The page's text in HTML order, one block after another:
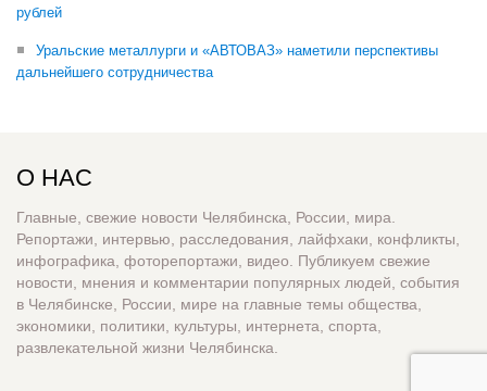
рублей
Уральские металлурги и «АВТОВАЗ» наметили перспективы
дальнейшего сотрудничества
О НАС
Главные, свежие новости Челябинска, России, мира.
Репортажи, интервью, расследования, лайфхаки, конфликты,
инфографика, фоторепортажи, видео. Публикуем свежие
новости, мнения и комментарии популярных людей, события
в Челябинске, России, мире на главные темы общества,
экономики, политики, культуры, интернета, спорта,
развлекательной жизни Челябинска.